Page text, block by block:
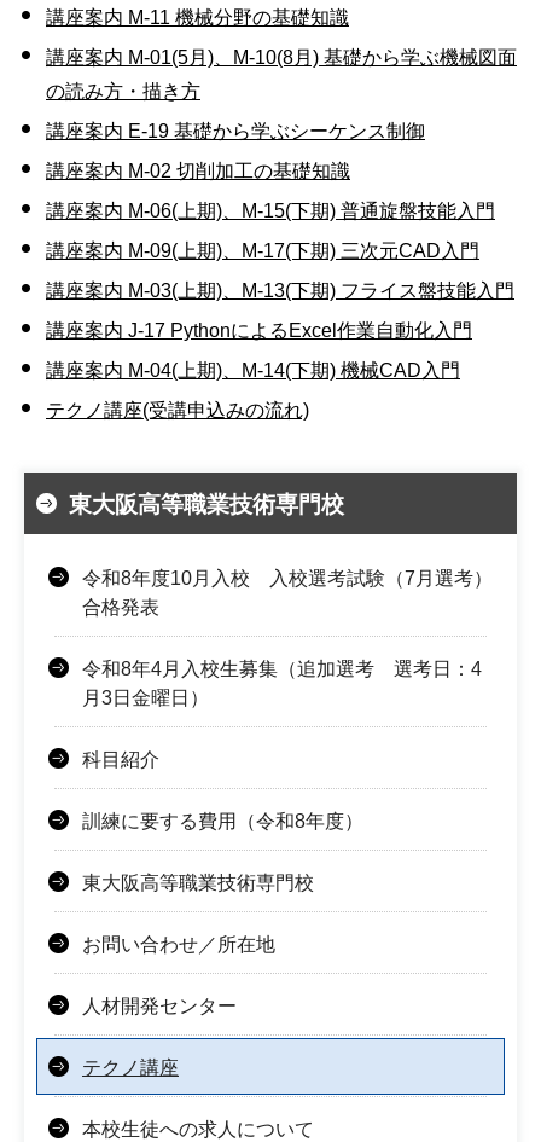
講座案内 M-11 機械分野の基礎知識
講座案内 M-01(5月)、M-10(8月) 基礎から学ぶ機械図面
の読み方・描き方
講座案内 E-19 基礎から学ぶシーケンス制御
講座案内 M-02 切削加工の基礎知識
講座案内 M-06(上期)、M-15(下期) 普通旋盤技能入門
講座案内 M-09(上期)、M-17(下期) 三次元CAD入門
講座案内 M-03(上期)、M-13(下期) フライス盤技能入門
講座案内 J-17 PythonによるExcel作業自動化入門
講座案内 M-04(上期)、M-14(下期) 機械CAD入門
テクノ講座(受講申込みの流れ)
東大阪高等職業技術専門校
令和8年度10月入校 入校選考試験（7月選考）
合格発表
令和8年4月入校生募集（追加選考 選考日：4
月3日金曜日）
科目紹介
訓練に要する費用（令和8年度）
東大阪高等職業技術専門校
お問い合わせ／所在地
人材開発センター
テクノ講座
本校生徒への求人について